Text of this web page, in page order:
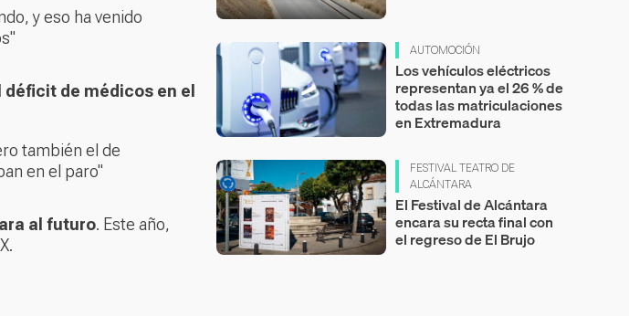
y eso ha venido
déficit de médicos en el
también el de
en el paro"
al futuro. Este año,
AUTOMOCIÓN
Los vehículos eléctricos
representan ya el 26 % de
todas las matriculaciones
en Extremadura
FESTIVAL TEATRO DE
ALCÁNTARA
El Festival de Alcántara
encara su recta final con
el regreso de El Brujo